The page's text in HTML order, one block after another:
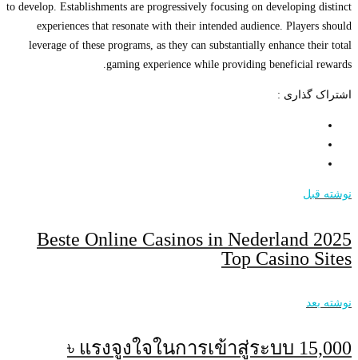
to develop. Establishments are progressively focusing on developing distinct
experiences that resonate with their intended audience. Players should
leverage of these programs, as they can substantially enhance their total
gaming experience while providing beneficial rewards.
اشتراک گذاری :
نوشته قبل
Beste Online Casinos in Nederland 2025
Top Casino Sites
نوشته بعد
แรงจูงใจในการเข้าสู่ระบบ 15,000 ৳